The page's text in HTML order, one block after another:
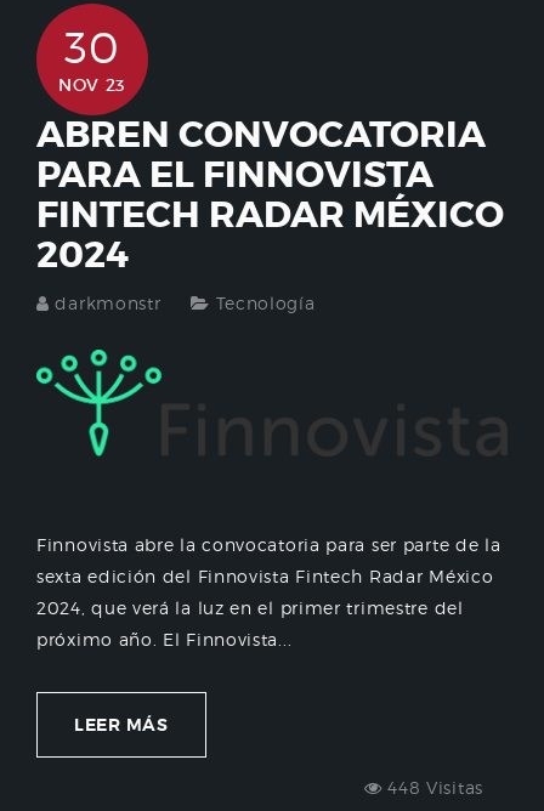
30
NOV 23
ABREN CONVOCATORIA
PARA EL FINNOVISTA
FINTECH RADAR MÉXICO
2024
darkmonstr Tecnología
Finnovista abre la convocatoria para ser parte de la
sexta edición del Finnovista Fintech Radar México
2024, que verá la luz en el primer trimestre del
próximo año. El Finnovista...
LEER MÁS
448 Visitas